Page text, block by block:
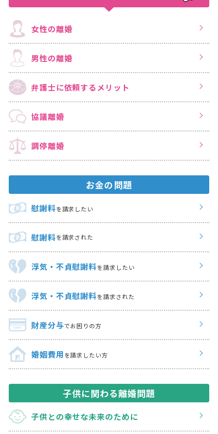
女性の離婚
男性の離婚
弁護士に依頼する メリット
協議離婚
調停離婚
お金の問題
慰謝料を請求したい
慰謝料を請求された
浮気・不貞慰謝料を請求したい
浮気・不貞慰謝料を請求された
財産分与でお困りの方
婚姻費用を請求したい方
子供に関わる離婚問題
子供との幸せな未来のために